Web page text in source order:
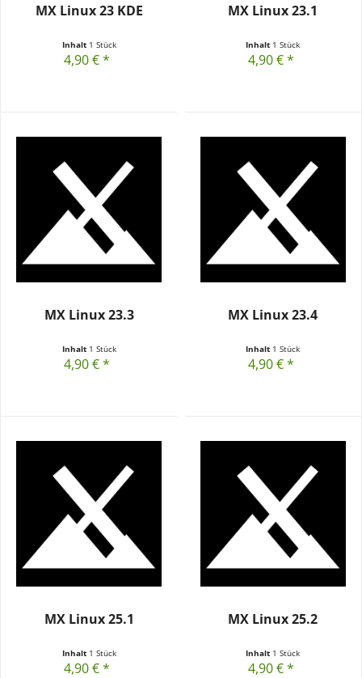
MX Linux 23 KDE
Inhalt 1 Stück
4,90 € *
MX Linux 23.1
Inhalt 1 Stück
4,90 € *
MX Linux 23.3
Inhalt 1 Stück
4,90 € *
MX Linux 23.4
Inhalt 1 Stück
4,90 € *
MX Linux 25.1
Inhalt 1 Stück
4,90 € *
MX Linux 25.2
Inhalt 1 Stück
4,90 € *